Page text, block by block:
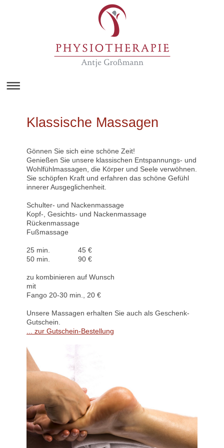
Klassische Massagen
Gönnen Sie sich eine schöne Zeit!
Genießen Sie unsere klassischen Entspannungs- und
Wohlfühlmassagen, die Körper und Seele verwöhnen.
Sie schöpfen Kraft und erfahren das schöne Gefühl
innerer Ausgeglichenheit.
Schulter- und Nackenmassage
Kopf-, Gesichts- und Nackenmassage
Rückenmassage
Fußmassage
25 min. 45 €
50 min. 90 €
zu kombinieren auf Wunsch
mit
Fango 20-30 min., 20 €
Unsere Massagen erhalten Sie auch als Geschenk-
Gutschein.
... zur Gutschein-Bestellung